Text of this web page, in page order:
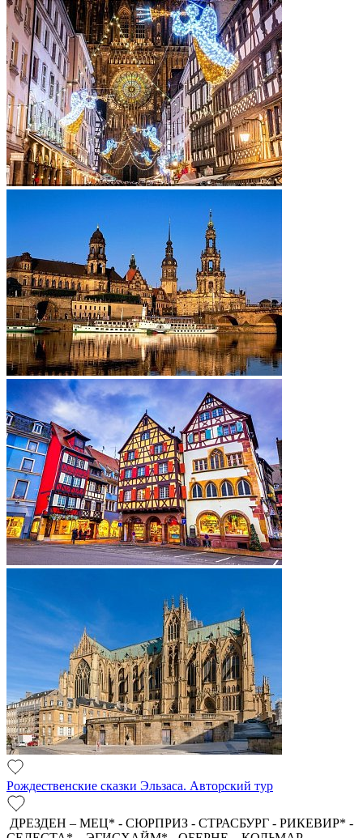
Рождественские сказки Эльзаса. Авторский тур
ДРЕЗДЕН – МЕЦ* - СЮРПРИЗ - СТРАСБУРГ - РИКЕВИР* -